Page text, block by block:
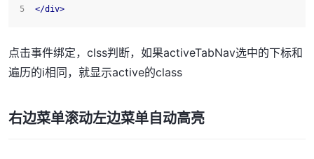
</div>
点击事件绑定，clss判断，如果activeTabNav选中的下标和
遍历的i相同，就显示active的class
右边菜单滚动左边菜单自动高亮